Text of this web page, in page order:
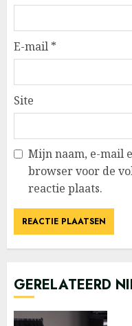
E-mail *
Site
Mijn naam, e-mail
browser voor de
reactie plaats.
GERELATEERD